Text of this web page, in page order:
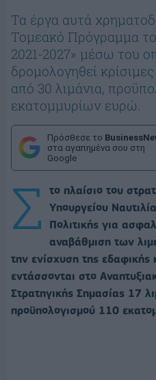
Τα έργα αυτά
Τομεακό Πρόγραμμα
2021-2027» μέσω του
δρομολογηθεί
από 30 λιμάνια,
εκατομμυρίων ευρώ.
Πρόσθεσε το
στα αγαπημένα σου στη
Google
Σ
το πλαίσιο του
Υπουργείου
Πολιτικής για
αναβάθμιση των
την ενίσχυση της εδαφικής
εντάσσονται στο
Στρατηγικής Σημασίας 17
προϋπολογισμού 110